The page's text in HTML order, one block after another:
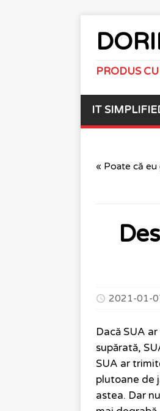
PRODUS
IT
« Poate că eu
2021-01-
Dacă SUA
supărată,
SUA ar
plutoane de
astea. Dar